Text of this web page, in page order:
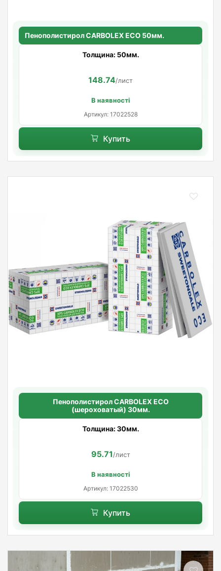
Пенополистирол CARBOLEX ECO 50мм.
Толщина: 50мм.
148.74/лист
В наявності
Артикул: 17022528
Купить
Пенополистирол CARBOLEX ECO
(шероховатый) 30мм.
Толщина: 30мм.
95.71/лист
В наявності
Артикул: 17022530
Купить